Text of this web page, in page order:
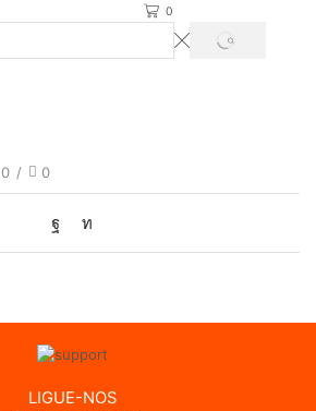
0
PROCURAR
0 / 0
LIGUE-NOS